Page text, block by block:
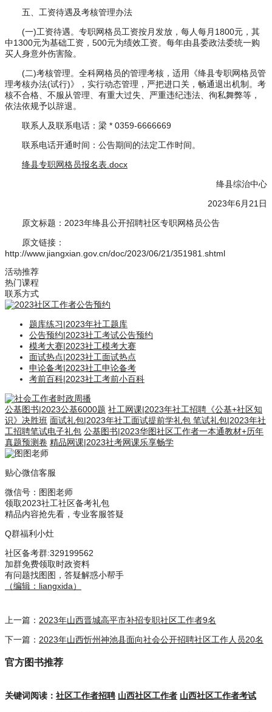
五、工资待遇及考核管理办法
(一)工资待遇。专职网格员工资按月发放，每人每月1800元，其
中1300元为基础工资，500元为绩效工资。每年由县委政法委统一购
买人身意外伤害险。
(二)考核管理。全科网格员的管理考核，适用《绛县专职网格员管
理考核办法(试行)》，实行动态管理，严把进口关，畅通退出机制。考
核不合格、不服从管理、有重大过失、严重违纪违法、徇私舞弊等，
依法依规予以辞退。
联系人及联系电话：梁 * 0359-6666669
联系电话开通时间：公告期间的法定工作时间。
绛县专职网格员报名表.docx
绛县综治中心
2023年6月21日
原文标题：2023年绛县公开招聘社区专职网格员公告
原文链接：
http://www.jiangxian.gov.cn/doc/2023/06/21/351981.shtml
活动推荐
热门课程
联系方式
题库练习|2023年社工题库
公告预约|2023社工考试公告预约
模考大赛|2023社工模考大赛
面试热点|2023社工面试热点
申论备考|2023社工申论备考
考前百科|2023社工考前小百科
公基图书|2023公基6000题 社工网课|2023年社工招聘《公基+社区知
识》决胜班 面试礼包|2023年社工面试提前学礼包 笔试礼包|2023年社
工招聘笔试电子礼包 公基图书|2023华图社区工作者一本通教材+历年
真题预测卷 精品网课|2023社考网课乐享畅学
贴心微信客服
微信号： 图图老师
领取2023社工社区备考礼包
精品内容抢先看，专业客服答疑
Q群福利小灶
社区备考群:329199562
加群免费领取时政资料
有问题找图图，答疑解惑小帮手
（编辑：liangxida）
上一篇： 2023年山西晋城高平市补招专职社区工作者9名
下一篇： 2023年山西忻州神池县面向社会公开招聘社区工作人员20名
官方图书推荐
关键词阅读： 社区工作者招聘 山西社区工作者 山西社区工作者考试